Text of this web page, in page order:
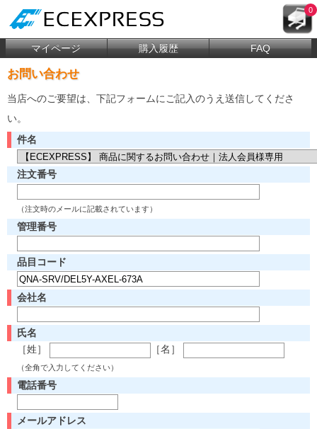
0
マイページ 購入履歴 FAQ
お問い合わせ
当店へのご要望は、下記フォームにご記入のうえ送信してくださ
い。
件名
注文番号
（注文時のメールに記載されています）
管理番号
品目コード
会社名
氏名
［姓］
［名］
（全角で入力してください）
電話番号
メールアドレス